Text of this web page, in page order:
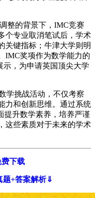
整的背景下，IMC竞赛
个专业取消笔试后，学术
关键指标；牛津大学则明
IMC奖项作为数学能力的
，为申请英国顶尖大学
学挑战活动，不仅考察
力和创新思维。通过系统
提升数学素养，培养严谨
这些素质对于未来的学术
下载
题+答案解析⇓